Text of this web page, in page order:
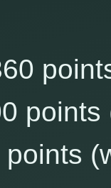
points
points